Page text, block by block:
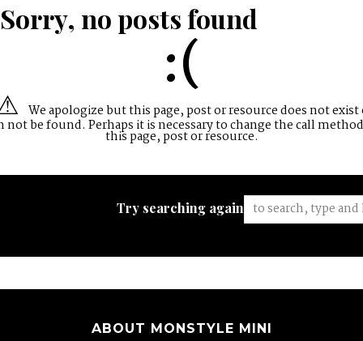
Sorry, no posts found
:(
We apologize but this page, post or resource does not exist
not be found. Perhaps it is necessary to change the call
this page, post or resource.
Try searching again:
ABOUT MONSTYLE MINI